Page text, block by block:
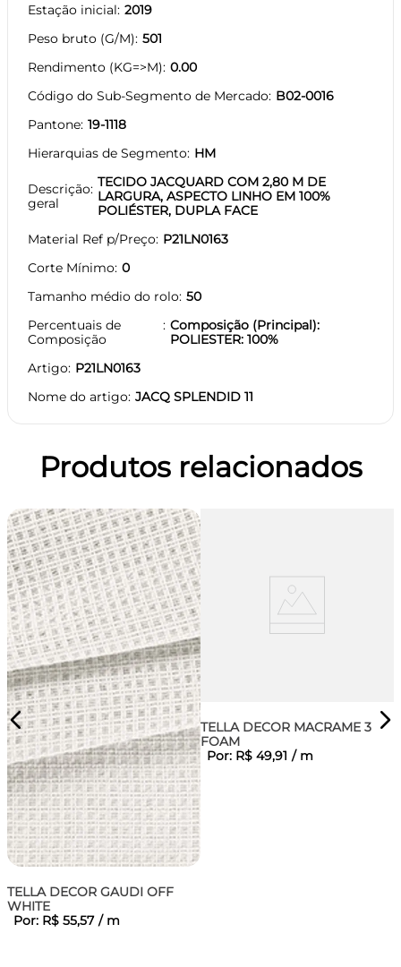
Estação inicial 2019
Peso bruto (G/M) 501
Rendimento (KG=>M) 0.00
Código do Sub-Segmento de Mercado B02-0016
Pantone 19-1118
Hierarquias de Segmento HM
Descrição
geral
TECIDO JACQUARD COM 2,80 M DE
LARGURA, ASPECTO LINHO EM 100%
POLIÉSTER, DUPLA FACE
Material Ref p/Preço P21LN0163
Corte Mínimo 0
Tamanho médio do rolo 50
Percentuais de
Composição
Composição (Principal):
POLIESTER: 100%
Artigo P21LN0163
Nome do artigo JACQ SPLENDID 11
Produtos relacionados
TELLA DECOR GAUDI OFF
WHITE
Por: R$ 55,57 / m
TELLA DECOR MACRAME 3
FOAM
Por: R$ 49,91 / m